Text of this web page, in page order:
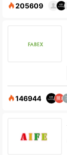
205609
146944